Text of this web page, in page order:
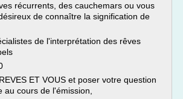
récurrents, des cauchemars ou vous
de connaître la signification de
de l'interprétation des rêves
ET VOUS et poser votre question
au cours de l'émission,